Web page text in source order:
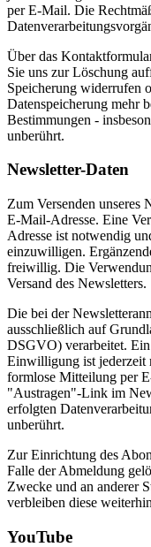
per E-Mail. Die
Über das
Sie uns zur Löschung
Speicherung widerrufen
Datenspeicherung mehr
Bestimmungen -
unberührt.
Newsletter-Daten
Zum Versenden unseres
E-Mail-Adresse. Eine
Adresse ist notwendig
einzuwilligen.
freiwillig. Die
Versand des Newsletters.
Die bei der
ausschließlich auf
DSGVO) verarbeitet.
Einwilligung ist jederzeit
formlose Mitteilung per
"Austragen"-Link im
erfolgten
unberührt.
Zur Einrichtung des
Falle der Abmeldung
Zwecke und an anderer
verbleiben diese
YouTube